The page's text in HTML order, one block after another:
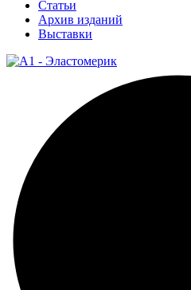
Статьи
Архив изданий
Выставки